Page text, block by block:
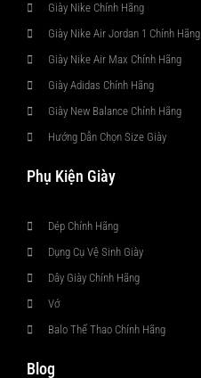
Giày Nike Chính Hãng
Giày Nike Air Jordan 1 Chính Hãng
Giày Nike Air Max Chính Hãng
Giày Adidas Chính Hãng
Giày New Balance Chính Hãng
Hướng Dẫn Chọn Size Giày
Phụ Kiện Giày
Dép Chính Hãng
Dụng Cụ Vệ Sinh Giày
Dây Giày Chính Hãng
Vớ
Balo Thể Thao Chính Hãng
Blog